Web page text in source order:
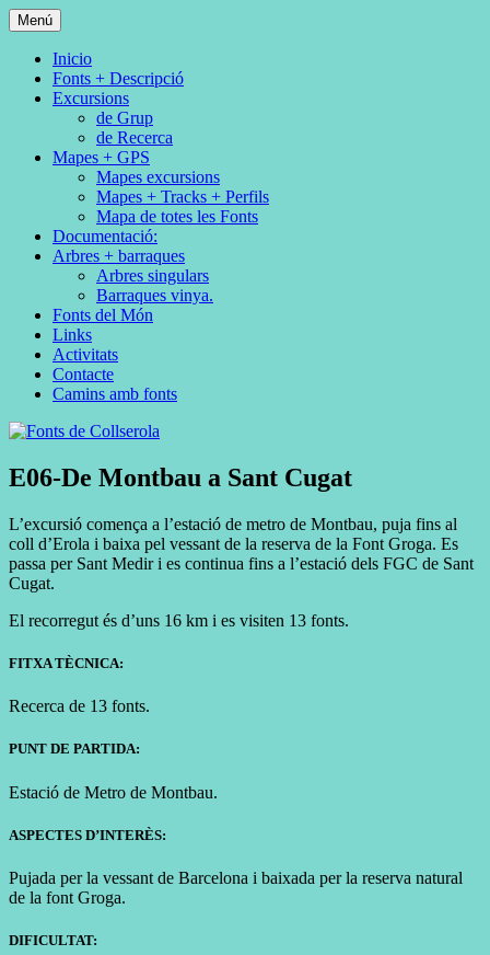
Saltar
al
contenido
Fonts de Collserola
patrimoni, font natural, spring
Menú
Inicio
Fonts + Descripció
Excursions
de Grup
de Recerca
Mapes + GPS
Mapes excursions
Mapes + Tracks + Perfils
Mapa de totes les Fonts
Documentació:
Arbres + barraques
Arbres singulars
Barraques vinya.
Fonts del Món
Links
Activitats
Contacte
Camins amb fonts
E06-De Montbau a Sant Cugat
L’excursió comença a l’estació de metro de Montbau, puja fins al
coll d’Erola i baixa pel vessant de la reserva de la Font Groga. Es
passa per Sant Medir i es continua fins a l’estació dels FGC de Sant
Cugat.
El recorregut és d’uns 16 km i es visiten 13 fonts.
FITXA TÈCNICA:
Recerca de 13 fonts.
PUNT DE PARTIDA:
Estació de Metro de Montbau.
ASPECTES D’INTERÈS:
Pujada per la vessant de Barcelona i baixada per la reserva natural
de la font Groga.
DIFICULTAT: